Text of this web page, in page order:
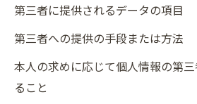
第三者に提供されるデータの項目
第三者への提供の手段または方法
本人の求めに応じて個人情報の第
ること